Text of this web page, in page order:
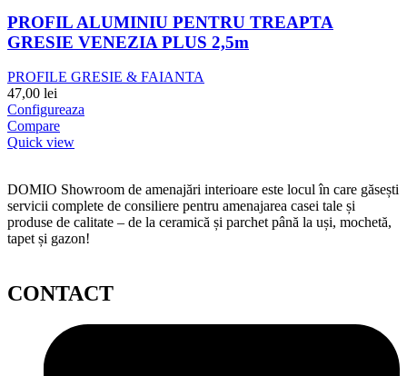
PROFIL ALUMINIU PENTRU TREAPTA
GRESIE VENEZIA PLUS 2,5m
PROFILE GRESIE & FAIANTA
47,00 lei
Configureaza
Compare
Quick view
DOMIO Showroom de amenajări interioare este locul în care găsești
servicii complete de consiliere pentru amenajarea casei tale și
produse de calitate – de la ceramică și parchet până la uși, mochetă,
tapet și gazon!
CONTACT